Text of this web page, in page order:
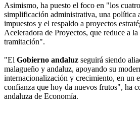
Asimismo, ha puesto el foco en "los
simplificación administrativa, una política
impuestos y el respaldo a proyectos
Aceleradora de Proyectos, que reduce a
tramitación".
"El Gobierno andaluz seguirá siendo
malagueño y andaluz, apoyando su
internacionalización y crecimiento, en un
confianza que hoy da nuevos frutos", ha
andaluza de Economía.